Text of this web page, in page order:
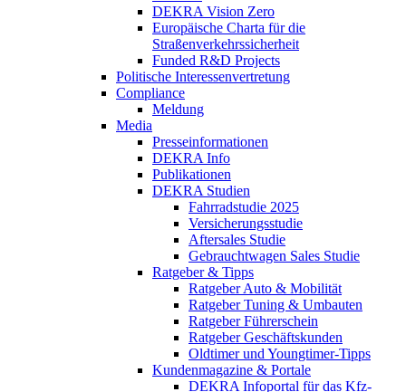
DEKRA Vision Zero
Europäische Charta für die
Straßenverkehrssicherheit
Funded R&D Projects
Politische Interessenvertretung
Compliance
Meldung
Media
Presseinformationen
DEKRA Info
Publikationen
DEKRA Studien
Fahrradstudie 2025
Versicherungsstudie
Aftersales Studie
Gebrauchtwagen Sales Studie
Ratgeber & Tipps
Ratgeber Auto & Mobilität
Ratgeber Tuning & Umbauten
Ratgeber Führerschein
Ratgeber Geschäftskunden
Oldtimer und Youngtimer-Tipps
Kundenmagazine & Portale
DEKRA Infoportal für das Kfz-